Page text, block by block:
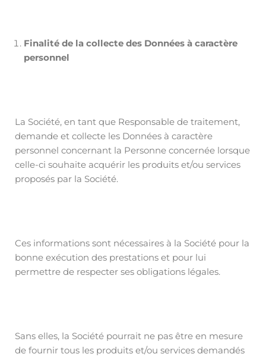
Finalité de la collecte des Données à caractère
personnel
La Société, en tant que Responsable de traitement,
demande et collecte les Données à caractère
personnel concernant la Personne concernée lorsque
celle-ci souhaite acquérir les produits et/ou services
proposés par la Société.
Ces informations sont nécessaires à la Société pour la
bonne exécution des prestations et pour lui
permettre de respecter ses obligations légales.
Sans elles, la Société pourrait ne pas être en mesure
de fournir tous les produits et/ou services demandés